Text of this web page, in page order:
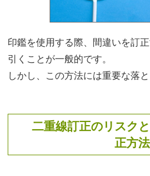
印鑑を使用する際、間違いを訂
引くことが一般的です。
しかし、この方法には重要な落
二重線訂正のリスク
正方法